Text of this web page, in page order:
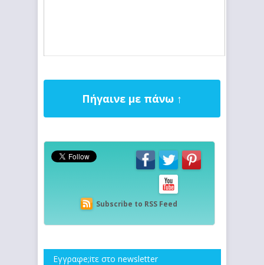
Πήγαινε με πάνω ↑
Subscribe to RSS Feed
Εγγραφe;iτε στο newsletter